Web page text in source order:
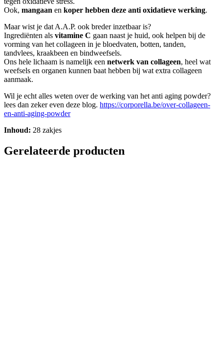
Ook, mangaan en koper hebben deze anti oxidatieve werking.
Maar wist je dat A.A.P. ook breder inzetbaar is?
Ingrediënten als vitamine C gaan naast je huid, ook helpen bij de
vorming van het collageen in je bloedvaten, botten, tanden,
tandvlees, kraakbeen en bindweefsels.
Ons hele lichaam is namelijk een netwerk van collageen, heel wat
weefsels en organen kunnen baat hebben bij wat extra collageen
aanmaak.
Wil je echt alles weten over de werking van het anti aging powder?
lees dan zeker even deze blog. https://corporella.be/over-collageen-
en-anti-aging-powder
Inhoud: 28 zakjes
Gerelateerde producten